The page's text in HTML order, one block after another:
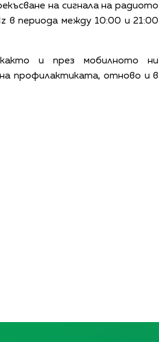
на сигнала на радиото
в периода между 10:00 и 21:00
и през мобилното ни
профилактиката, отново и в